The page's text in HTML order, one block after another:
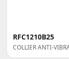
RFC1210B25
COLLIER ANTI-